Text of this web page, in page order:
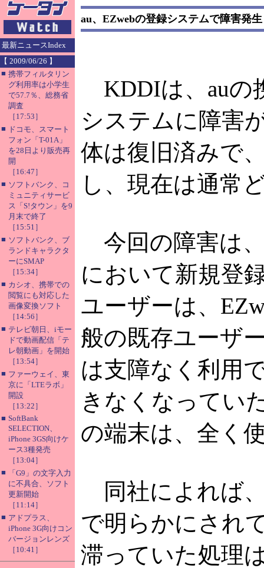
最新ニュースIndex
【 2009/06/26 】
■ 携帯フィルタリン
グ利用率は小学生
で57.7％、総務省
調査
［17:53］
■ ドコモ、スマート
フォン「T-01A」
を28日より販売再
開
［16:47］
■ ソフトバンク、コ
ミュニティサービ
ス「S!タウン」を9
月末で終了
［15:51］
■ ソフトバンク、ブ
ランドキャラクタ
ーにSMAP
［15:34］
■ カシオ、携帯での
閲覧にも対応した
画像変換ソフト
［14:56］
■ テレビ朝日、iモー
ドで動画配信「テ
レ朝動画」を開始
［13:54］
■ ファーウェイ、東
京に「LTEラボ」
開設
［13:22］
■ SoftBank
SELECTION、
iPhone 3GS向けケ
ース3種発売
［13:04］
■
「G9」の文字入力
に不具合、ソフト
更新開始
［11:14］
■ アドプラス、
iPhone 3G向けコン
バージョンレンズ
［10:41］
au、EZwebの登録システムで障害発生
KDDIは、auの
システムに障害
体は復旧済みで
し、現在は通常
今回の障害は
において新規登
ユーザーは、
般の既存ユーザ
は支障なく利用
きなくなってい
の端末は、全く
同社によれば
で明らかにされ
滞っていた処理